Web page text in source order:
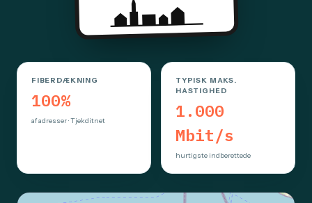
FIBERDÆKNING
100%
af adresser · Tjekditnet
TYPISK MAKS.
HASTIGHED
1.000
Mbit/s
hurtigste indberettede